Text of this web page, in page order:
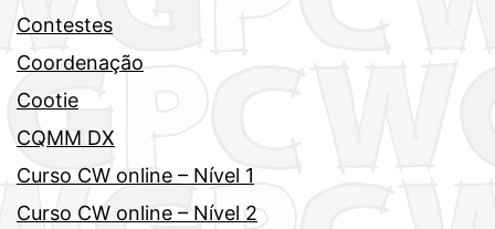
Contestes
Coordenação
Cootie
CQMM DX
Curso CW online – Nível 1
Curso CW online – Nível 2